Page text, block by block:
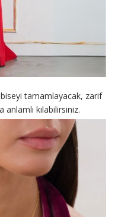
tamamlayacak, zarif
kılabilirsiniz.